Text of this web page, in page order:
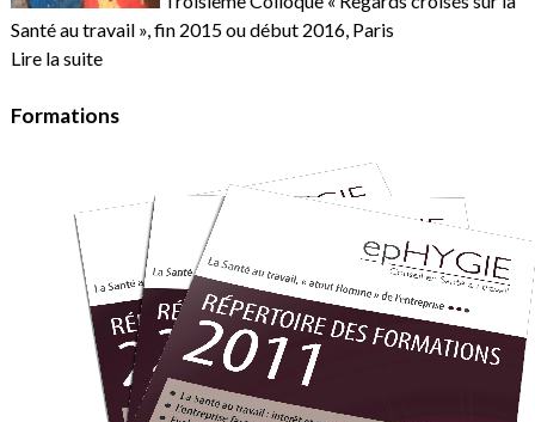
Santé au travail », fin 2015 ou début 2016, Paris
Lire la suite
Formations